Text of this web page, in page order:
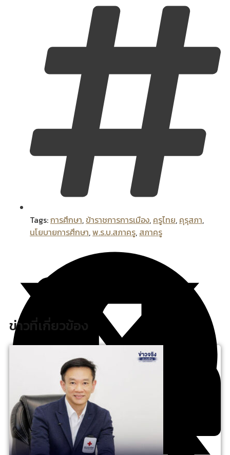
Tags:การศึกษา, ข้าราชการการเมือง, ครูไทย, คุรุสภา,
นโยบายการศึกษา,พ.ร.บ.สภาครู, สภาครู
ข่าวที่เกี่ยวข้อง